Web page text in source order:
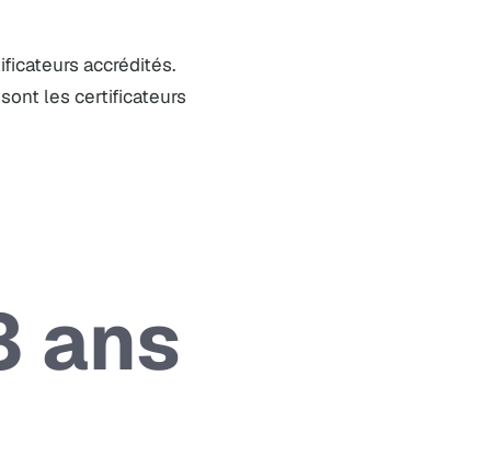
accrédités.
sont les certificateurs
ans